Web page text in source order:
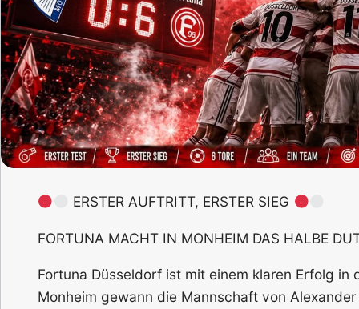
ERSTER AUFTRITT, ERSTER SIEG
FORTUNA MACHT IN MONHEIM DAS HALBE
Fortuna Düsseldorf ist mit einem klaren Erfolg in
Monheim gewann die Mannschaft von